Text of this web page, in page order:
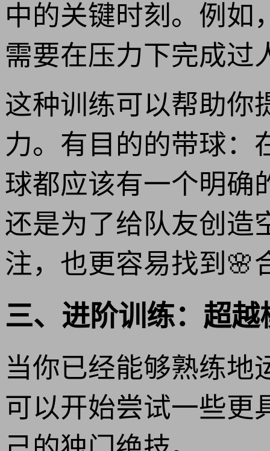
中的关键时刻。例如
需要在压力下完成过
这种训练可以帮助你
力。有目的的带球：
球都应该有一个明确
还是为了给队友创造
注，也更容易找到🌸
三、进阶训练：超
当你已经能够熟练地
可以开始尝试一些更